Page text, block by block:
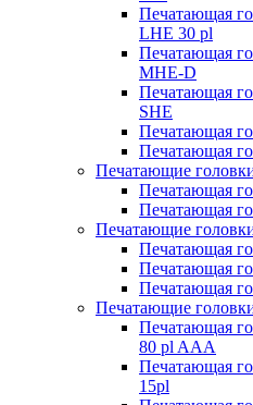
Печатающая
LHE 30 pl
Печатающая
MHE-D
Печатающая
SHE
Печатающая
Печатающая
Печатающие
Печатающая
Печатающая
Печатающие
Печатающая
Печатающая
Печатающая
Печатающие
Печатающая
80 pl AAA
Печатающая
15pl